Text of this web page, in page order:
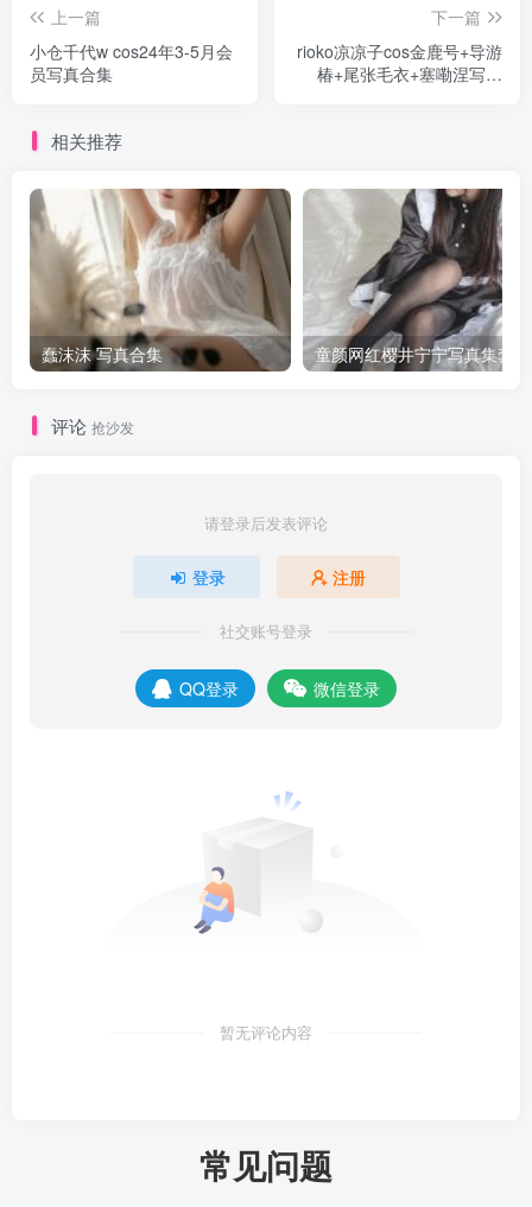
上一篇
小仓千代w cos24年3-5月会
员写真合集
下一篇
rioko凉凉子cos金鹿号+导游
椿+尾张毛衣+塞嘞涅写真
相关推荐
蠢沫沫 写真合集 童颜网红樱井宁宁写真集套图
评论 抢沙发
请登录后发表评论
登录 注册
社交账号登录
QQ登录 微信登录
暂无评论内容
常见问题